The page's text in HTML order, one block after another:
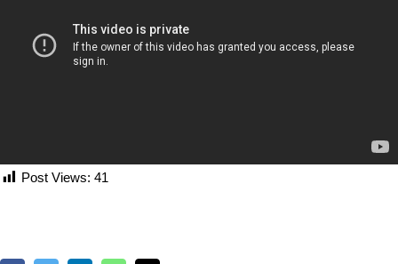
Post Views: 41